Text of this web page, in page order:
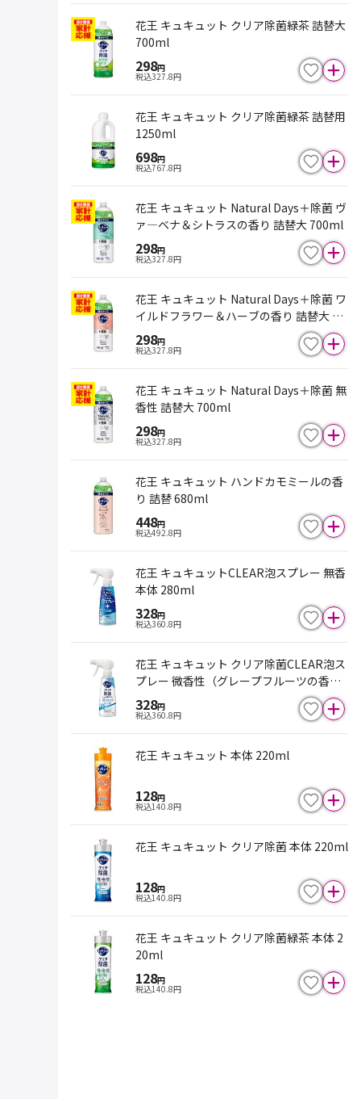
花王 キュキュット クリア除菌緑茶 詰替大
700ml
298円
税込327.8円
花王 キュキュット クリア除菌緑茶 詰替用
1250ml
698円
税込767.8円
花王 キュキュット Natural Days＋除菌 ヴ
ァ―ベナ＆シトラスの香り 詰替大 700ml
298円
税込327.8円
花王 キュキュット Natural Days＋除菌 ワ
イルドフラワー＆ハーブの香り 詰替大 70
0ml
298円
税込327.8円
花王 キュキュット Natural Days＋除菌 無
香性 詰替大 700ml
298円
税込327.8円
花王 キュキュット ハンドカモミールの香
り 詰替 680ml
448円
税込492.8円
花王 キュキュットCLEAR泡スプレー 無香
本体 280ml
328円
税込360.8円
花王 キュキュット クリア除菌CLEAR泡ス
プレー 微香性（グレープフルーツの香
り）本体 280ml
328円
税込360.8円
花王 キュキュット 本体 220ml
128円
税込140.8円
花王 キュキュット クリア除菌 本体 220ml
128円
税込140.8円
花王 キュキュット クリア除菌緑茶 本体 2
20ml
128円
税込140.8円